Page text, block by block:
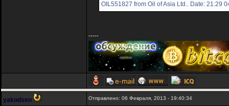
OIL551827 from Oil of Asia Ltd.. Date: 21:29
-----
yakodsen Отправлено: 06 Февраля, 2013 - 19:40:34